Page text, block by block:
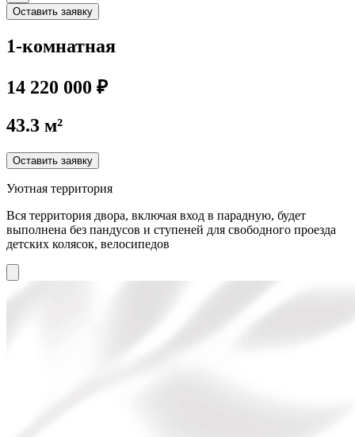
Оставить заявку
1-комнатная
14 220 000 ₽
43.3 м²
Оставить заявку
Уютная территория
Вся территория двора, включая вход в парадную, будет
выполнена без пандусов и ступеней для свободного проезда
детских колясок, велосипедов